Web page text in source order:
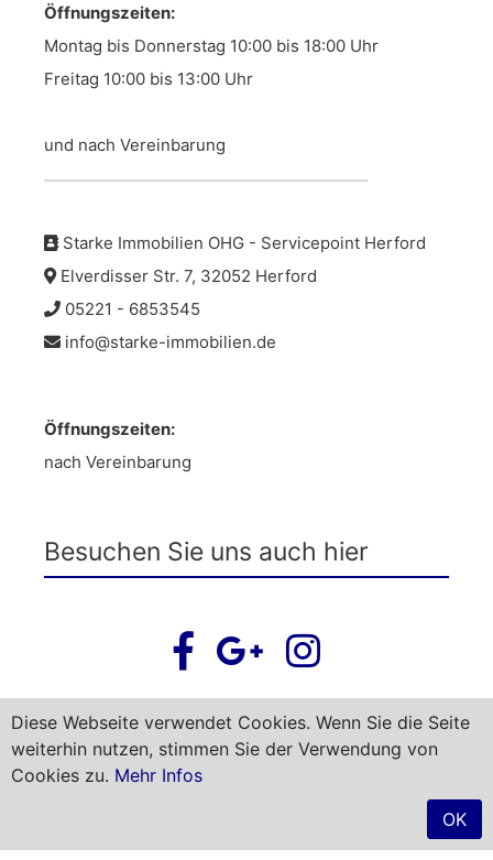
Diese Webseite verwendet Cookies. Wenn Sie die Seite
weiterhin nutzen, stimmen Sie der Verwendung von
Cookies zu. Mehr Infos
OK
Öffnungszeiten:
Montag bis Donnerstag 10:00 bis 18:00 Uhr
Freitag 10:00 bis 13:00 Uhr
und nach Vereinbarung
Starke Immobilien OHG - Servicepoint Herford
Elverdisser Str. 7, 32052 Herford
05221 - 6853545
info@starke-immobilien.de
Öffnungszeiten:
nach Vereinbarung
Besuchen Sie uns auch hier
Newsletter abonnieren